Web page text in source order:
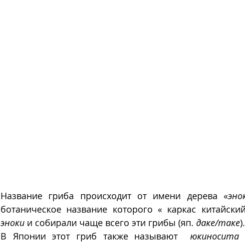
Название гриба происходит от имени дерева «
эноки и собирали чаще всего эти грибы (яп. даке/таке).
В Японии этот гриб также называют юкиносита